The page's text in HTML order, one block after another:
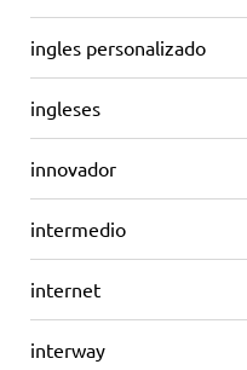
ingles personalizado
ingleses
innovador
intermedio
internet
interway